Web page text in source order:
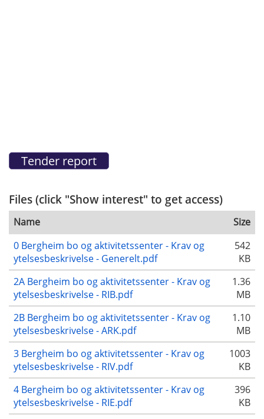
Files (click "Show interest" to get access)
Name
Size
0 Bergheim bo og aktivitetssenter - Krav og
ytelsesbeskrivelse - Generelt.pdf
542
KB
2A Bergheim bo og aktivitetssenter - Krav og
ytelsesbeskrivelse - RIB.pdf
1.36
MB
2B Bergheim bo og aktivitetssenter - Krav og
ytelsesbeskrivelse - ARK.pdf
1.10
MB
3 Bergheim bo og aktivitetssenter - Krav og
ytelsesbeskrivelse - RIV.pdf
1003
KB
4 Bergheim bo og aktivitetssenter - Krav og
ytelsesbeskrivelse - RIE.pdf
396
KB